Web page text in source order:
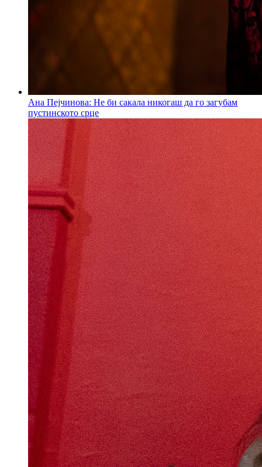
Ана Пејчинова: Не би сакала никогаш да го загубам
пустинското срце